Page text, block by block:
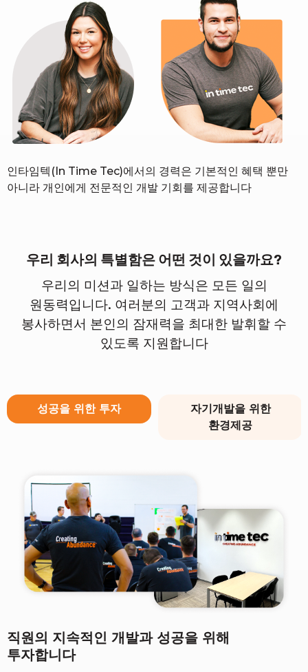
인타임텍(In Time Tec)에서의 경력은 기본적인 혜택 뿐만
아니라 개인에게 전문적인 개발 기회를 제공합니다
우리 회사의 특별함은 어떤 것이 있을까요?
우리의 미션과 일하는 방식은 모든 일의
원동력입니다. 여러분의 고객과 지역사회에
봉사하면서 본인의 잠재력을 최대한 발휘할 수
있도록 지원합니다
성공을 위한 투자
자기개발을 위한
환경제공
직원의 지속적인 개발과 성공을 위해
투자합니다